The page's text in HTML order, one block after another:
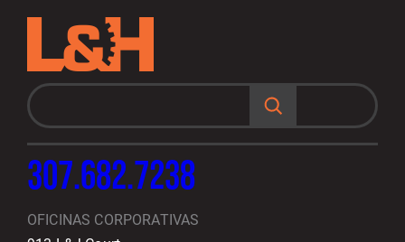
u
a
307.682.7238
OFICINAS CORPORATIVAS